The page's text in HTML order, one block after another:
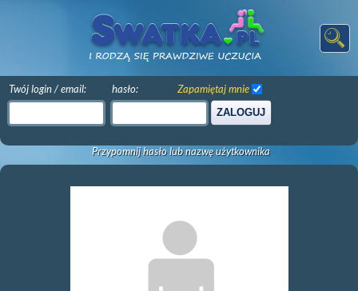
Twój login / email: hasło:
ZALOGUJ
Zapamiętaj mnie
Przypomnij hasło lub nazwę użytkownika